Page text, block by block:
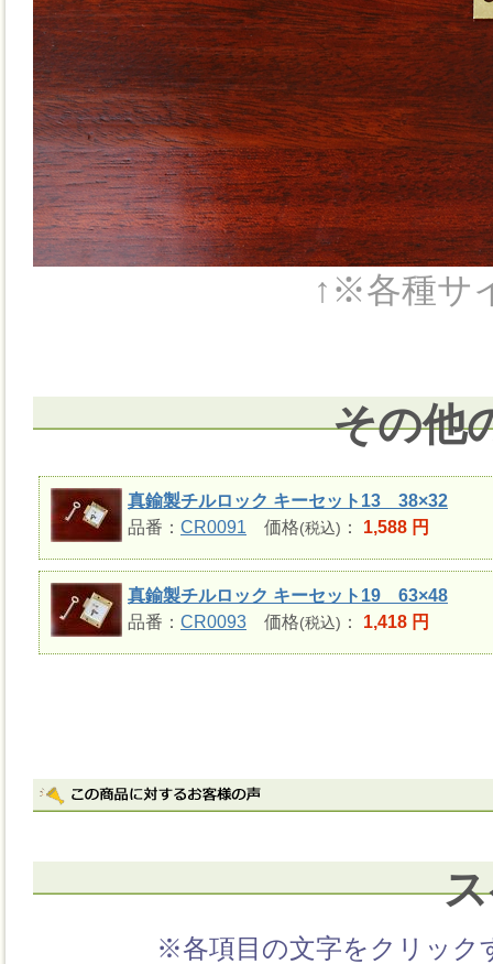
↑※各種サ
その他
真鍮製チルロック キーセット13 38×32
品番： CR0091 価格(税込) ： 1,588 円
真鍮製チルロック キーセット19 63×48
品番： CR0093 価格(税込) ： 1,418 円
※各項目の文字をクリック